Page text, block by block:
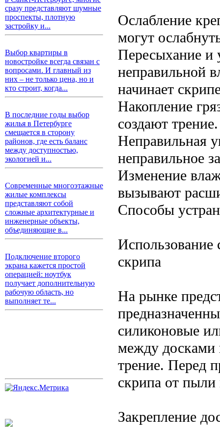
сразу представляют шумные
проспекты, плотную
застройку и...
Выбор квартиры в
новостройке всегда связан с
вопросами. И главный из
них – не только цена, но и
кто строит, когда...
В последние годы выбор
жилья в Петербурге
смещается в сторону
районов, где есть баланс
между доступностью,
экологией и...
Современные многоэтажные
жилые комплексы
представляют собой
сложные архитектурные и
инженерные объекты,
объединяющие в...
Подключение второго
экрана кажется простой
операцией: ноутбук
получает дополнительную
рабочую область, но
выполняет те...
Ослабление
могут
Пересыхание и
неправильной
начинает
Накопление
создают трение.
Неправильная
неправильное
Изменение
вызывают
Способы
Использование
скрипа
На рынке
силиконовые
между досками
трение. Перед
скрипа от пыли
Закрепление